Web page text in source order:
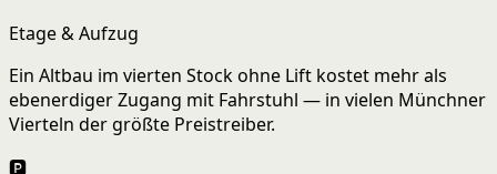
Etage & Aufzug
Ein Altbau im vierten Stock ohne Lift kostet mehr als
ebenerdiger Zugang mit Fahrstuhl — in vielen Münchner
Vierteln der größte Preistreiber.
🅿️